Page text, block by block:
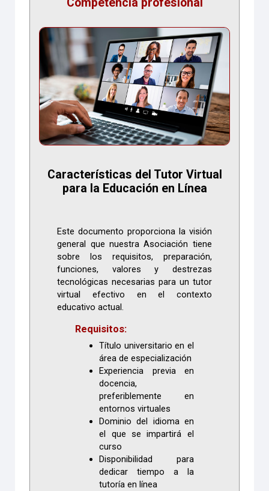
Competencia profesional
Características del Tutor Virtual
para la Educación en Línea
Este documento proporciona la visión
general que nuestra Asociación tiene
sobre los requisitos, preparación,
funciones, valores y destrezas
tecnológicas necesarias para un tutor
virtual efectivo en el contexto
educativo actual.
Requisitos:
Título universitario en el
área de especialización
Experiencia previa en
docencia,
preferiblemente en
entornos virtuales
Dominio del idioma en
el que se impartirá el
curso
Disponibilidad para
dedicar tiempo a la
tutoría en línea